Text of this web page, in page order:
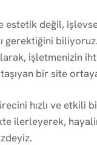
estetik değil,
gerektiğini
işletmenizin
bir site
hızlı ve etkili
ilerleyerek,